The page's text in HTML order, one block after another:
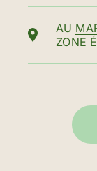
AU
ZONE